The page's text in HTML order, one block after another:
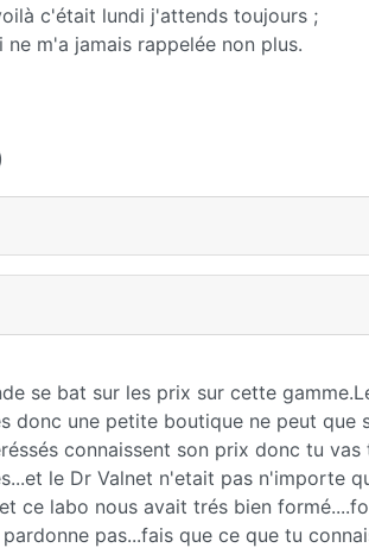
c'était lundi j'attends toujours ;
m'a jamais rappelée non plus.
se bat sur les prix sur cette
donc une petite boutique ne peut que
connaissent son prix donc tu vas
le Dr Valnet n'etait pas n'importe
ce labo nous avait trés bien
pas...fais que ce que tu